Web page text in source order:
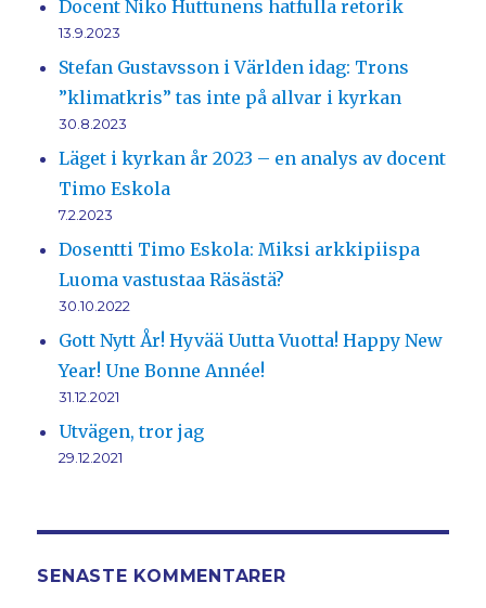
Docent Niko Huttunens hatfulla retorik
13.9.2023
Stefan Gustavsson i Världen idag: Trons
”klimatkris” tas inte på allvar i kyrkan
30.8.2023
Läget i kyrkan år 2023 – en analys av docent
Timo Eskola
7.2.2023
Dosentti Timo Eskola: Miksi arkkipiispa
Luoma vastustaa Räsästä?
30.10.2022
Gott Nytt År! Hyvää Uutta Vuotta! Happy New
Year! Une Bonne Année!
31.12.2021
Utvägen, tror jag
29.12.2021
SENASTE KOMMENTARER